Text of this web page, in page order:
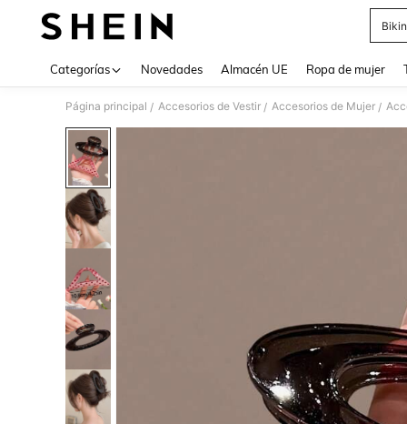
Categorías Novedades Almacén UE Ropa de mujer
Página principal / Accesorios de Vestir / Accesorios de Mujer /